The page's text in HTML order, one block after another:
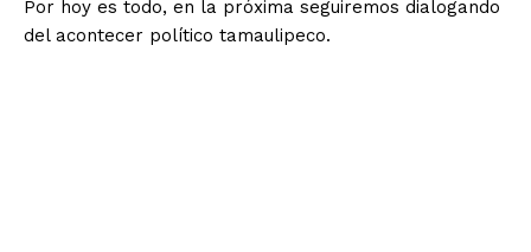
Por hoy es todo, en la próxima seguiremos dialogando
del acontecer político tamaulipeco.